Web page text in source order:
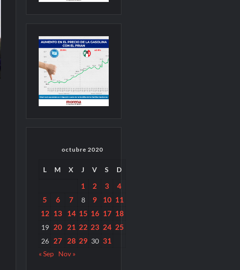
octubre 2020
L M X J V S D
1 2 3
4
5
6 7 8 9 10 11
12 13 14 15 16 17 18
19 20 21 22 23 24 25
26 27 28 29 30 31
« Sep Nov »